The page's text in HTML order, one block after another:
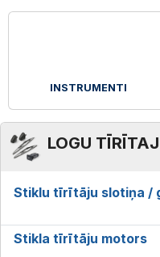
INSTRUMENTI
LOGU
Stiklu tīrītāju slotiņa /
Stikla tīrītāju motors